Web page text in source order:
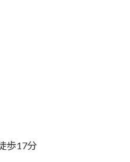
歩17分